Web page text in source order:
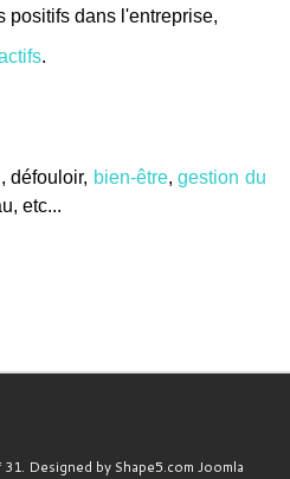
positifs dans l'entreprise,
.
, défouloir, bien-être,gestion du
etc...
Designed by Shape5.com Joomla